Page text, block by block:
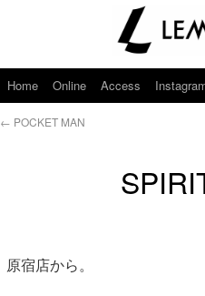
Home Online Access
← POCKET MAN
原宿店から。